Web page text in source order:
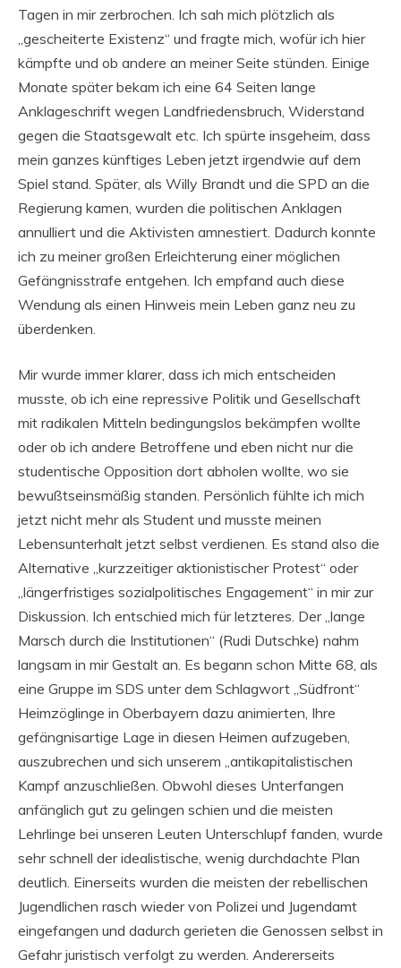
Tagen in mir zerbrochen. Ich sah mich plötzlich als
„gescheiterte Existenz“ und fragte mich, wofür ich hier
kämpfte und ob andere an meiner Seite stünden. Einige
Monate später bekam ich eine 64 Seiten lange
Anklageschrift wegen Landfriedensbruch, Widerstand
gegen die Staatsgewalt etc. Ich spürte insgeheim, dass
mein ganzes künftiges Leben jetzt irgendwie auf dem
Spiel stand. Später, als Willy Brandt und die SPD an die
Regierung kamen, wurden die politischen Anklagen
annulliert und die Aktivisten amnestiert. Dadurch konnte
ich zu meiner großen Erleichterung einer möglichen
Gefängnisstrafe entgehen. Ich empfand auch diese
Wendung als einen Hinweis mein Leben ganz neu zu
überdenken.
Mir wurde immer klarer, dass ich mich entscheiden
musste, ob ich eine repressive Politik und Gesellschaft
mit radikalen Mitteln bedingungslos bekämpfen wollte
oder ob ich andere Betroffene und eben nicht nur die
studentische Opposition dort abholen wollte, wo sie
bewußtseinsmäßig standen. Persönlich fühlte ich mich
jetzt nicht mehr als Student und musste meinen
Lebensunterhalt jetzt selbst verdienen. Es stand also die
Alternative „kurzzeitiger aktionistischer Protest“ oder
„längerfristiges sozialpolitisches Engagement“ in mir zur
Diskussion. Ich entschied mich für letzteres. Der „lange
Marsch durch die Institutionen“ (Rudi Dutschke) nahm
langsam in mir Gestalt an. Es begann schon Mitte 68, als
eine Gruppe im SDS unter dem Schlagwort „Südfront“
Heimzöglinge in Oberbayern dazu animierten, Ihre
gefängnisartige Lage in diesen Heimen aufzugeben,
auszubrechen und sich unserem „antikapitalistischen
Kampf anzuschließen. Obwohl dieses Unterfangen
anfänglich gut zu gelingen schien und die meisten
Lehrlinge bei unseren Leuten Unterschlupf fanden, wurde
sehr schnell der idealistische, wenig durchdachte Plan
deutlich. Einerseits wurden die meisten der rebellischen
Jugendlichen rasch wieder von Polizei und Jugendamt
eingefangen und dadurch gerieten die Genossen selbst in
Gefahr juristisch verfolgt zu werden. Andererseits